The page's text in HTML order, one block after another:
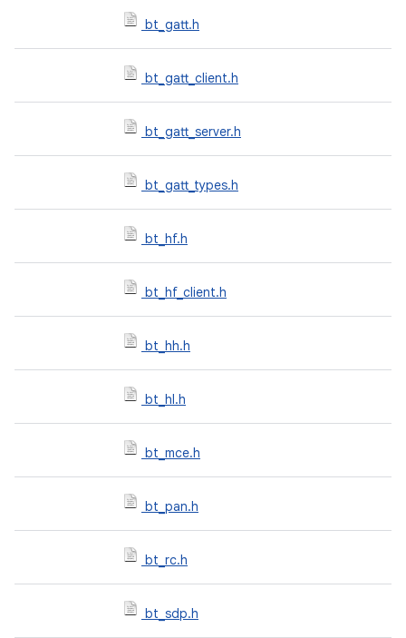
bt_gatt.h
bt_gatt_client.h
bt_gatt_server.h
bt_gatt_types.h
bt_hf.h
bt_hf_client.h
bt_hh.h
bt_hl.h
bt_mce.h
bt_pan.h
bt_rc.h
bt_sdp.h